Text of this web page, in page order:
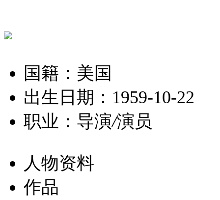
国籍：美国
出生日期：1959-10-22
职业：导演/演员
人物资料
作品